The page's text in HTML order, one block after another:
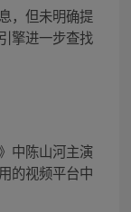
，但未明确提
擎进一步查找
中陈山河主演
的视频平台中